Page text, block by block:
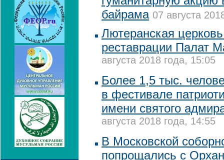
байрама 07 августа
Лютеранская
реставрации Палат
августа 2018 года, 15:05
Более 1,5 тыс.
в фестивале
имени святого
августа 2018 года, 14:55
В Московской
попрощались с